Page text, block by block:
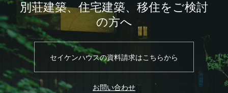
別荘建築、住宅建築、移住をご検討
の方へ
セイケンハウスの資料請求はこちらから
お問い合わせ